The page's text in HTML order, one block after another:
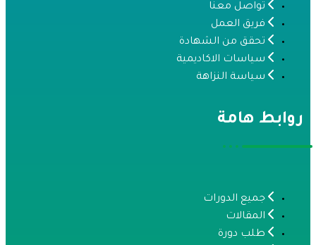
تواصل معنا
فريق العمل
تحقق من الشهادة
سياسات الاكاديمية
سياسة النزاهة
هامة
جميع الدورات
المقالات
طلب دورة